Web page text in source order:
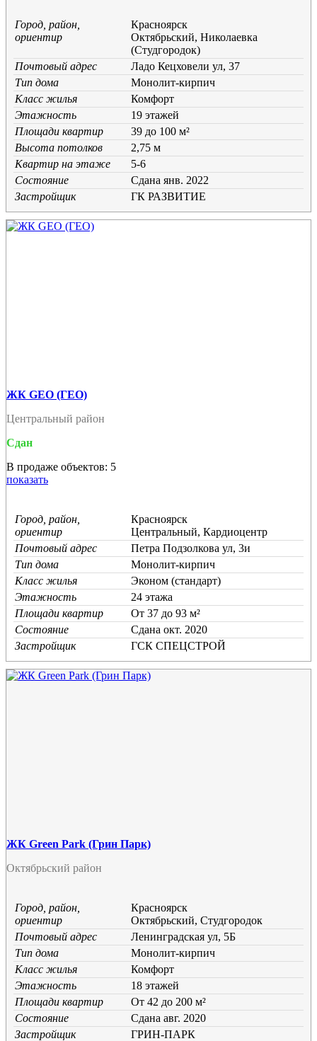
Город, район,
ориентир
Красноярск
Октябрьский, Николаевка
(Студгородок)
Почтовый адрес
Ладо Кецховели ул, 37
Тип дома
Монолит-кирпич
Класс жилья
Комфорт
Этажность
19 этажей
Площади квартир
39 до 100 м²
Высота потолков
2,75 м
Квартир на этаже
5-6
Состояние
Cдана янв. 2022
Застройщик
ГК РАЗВИТИЕ
ЖК GEO (ГЕО)
Центральный район
Сдан
В продаже объектов: 5
показать
Город, район,
ориентир
Красноярск
Центральный, Кардиоцентр
Почтовый адрес
Петра Подзолкова ул, 3и
Тип дома
Монолит-кирпич
Класс жилья
Эконом (стандарт)
Этажность
24 этажа
Площади квартир
От 37 до 93 м²
Состояние
Cдана окт. 2020
Застройщик
ГСК СПЕЦСТРОЙ
ЖК Green Park (Грин Парк)
Октябрьский район
Город, район,
ориентир
Красноярск
Октябрьский, Студгородок
Почтовый адрес
Ленинградская ул, 5Б
Тип дома
Монолит-кирпич
Класс жилья
Комфорт
Этажность
18 этажей
Площади квартир
От 42 до 200 м²
Состояние
Cдана авг. 2020
Застройщик
ГРИН-ПАРК